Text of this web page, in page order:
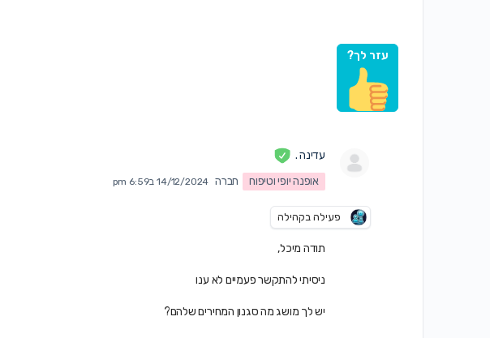
עזר לך?
עדינה .
אופנה יופי וטיפוח
חברה 14/12/2024 ב6:59 pm
פעילה בקהילה
תודה מיכל,
ניסיתי להתקשר פעמיים לא ענו
יש לך מושג מה סגנון המחירים שלהם?